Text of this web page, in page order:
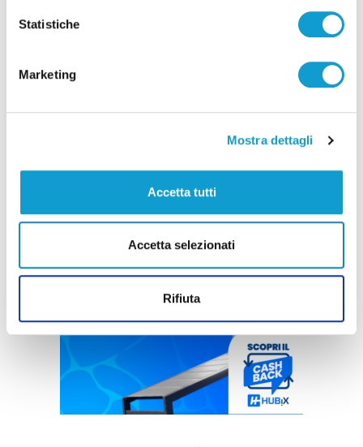
Statistiche
Marketing
Mostra dettagli
Accetta tutti
Accetta selezionati
Rifiuta